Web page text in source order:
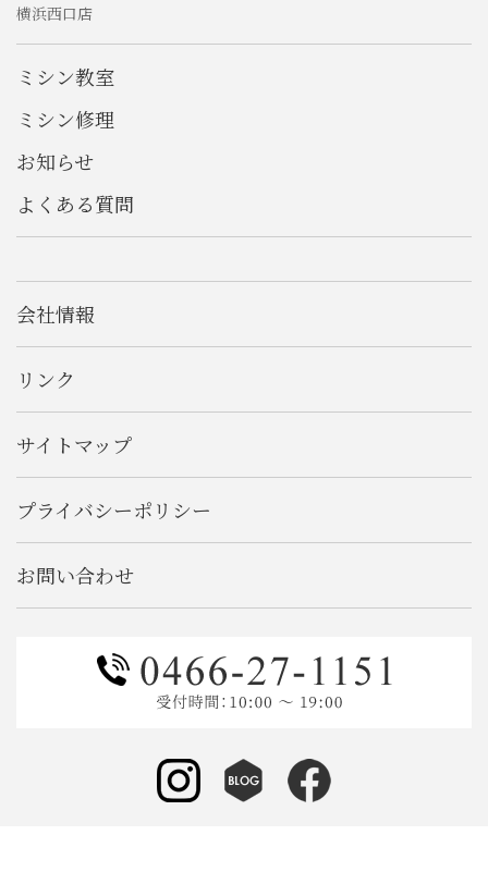
横浜西口店
ミシン教室
ミシン修理
お知らせ
よくある質問
会社情報
リンク
サイトマップ
プライバシーポリシー
お問い合わせ